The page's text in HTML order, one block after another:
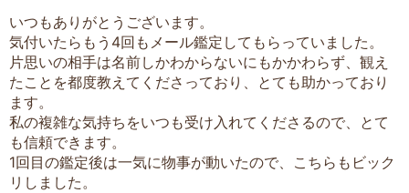
いつもありがとうございます。
気付いたらもう4回もメール鑑定してもらっていました。
片思いの相手は名前しかわからないにもかかわらず、観え
たことを都度教えてくださっており、とても助かっており
ます。
私の複雑な気持ちをいつも受け入れてくださるので、とて
も信頼できます。
1回目の鑑定後は一気に物事が動いたので、こちらもビック
リしました。